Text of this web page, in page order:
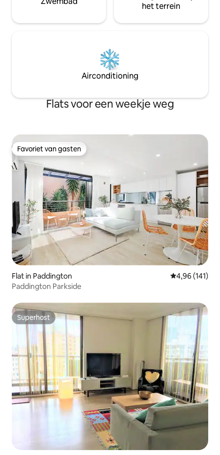
het terrein
Airconditioning
Flats voor een weekje weg
Favoriet van gasten
Favoriet van gasten
Flat in Paddington Gemiddelde
4,96 (141)
Paddington Parkside
Superhost
Superhost